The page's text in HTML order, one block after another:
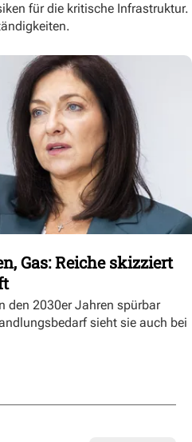
für die kritische Infrastruktur.
Gas: Reiche skizziert
den 2030er Jahren spürbar
sieht sie auch bei